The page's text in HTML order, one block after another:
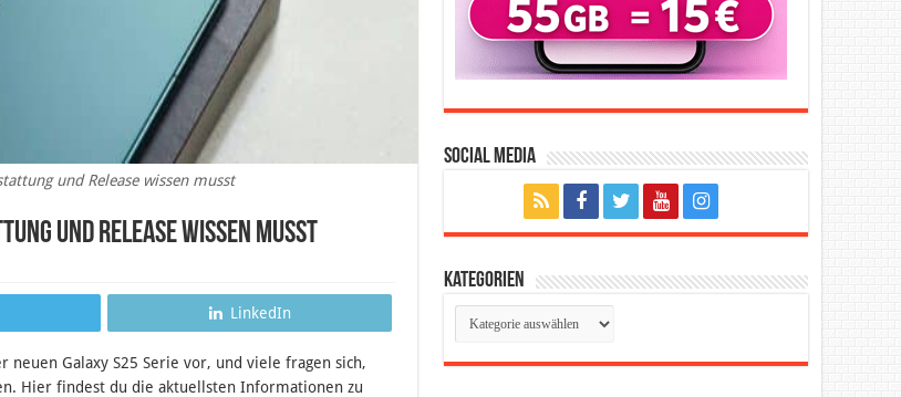
und Release wissen musst
und Release wissen musst
LinkedIn
Galaxy S25 Serie vor, und viele fragen sich,
Hier findest du die aktuellsten Informationen zu
Social Media
Kategorien
Kategorien